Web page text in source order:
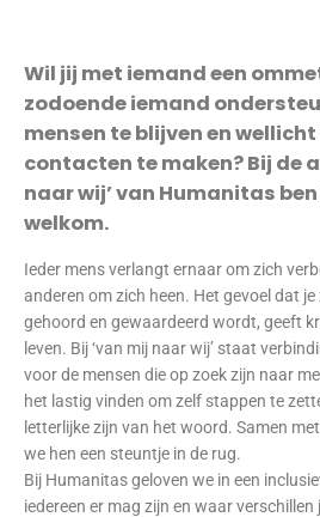
Wil jij met iemand een
zodoende iemand
mensen te blijven en
contacten te maken? Bij de
naar wij’ van Humanitas
welkom.
Ieder mens verlangt ernaar om zich
anderen om zich heen. Het gevoel dat
gehoord en gewaardeerd wordt, geeft
leven. Bij ‘van mij naar wij’ staat
voor de mensen die op zoek zijn naar
het lastig vinden om zelf stappen te
letterlijke zijn van het woord. Samen
we hen een steuntje in de rug.
Bij Humanitas geloven we in een
iedereen er mag zijn en waar